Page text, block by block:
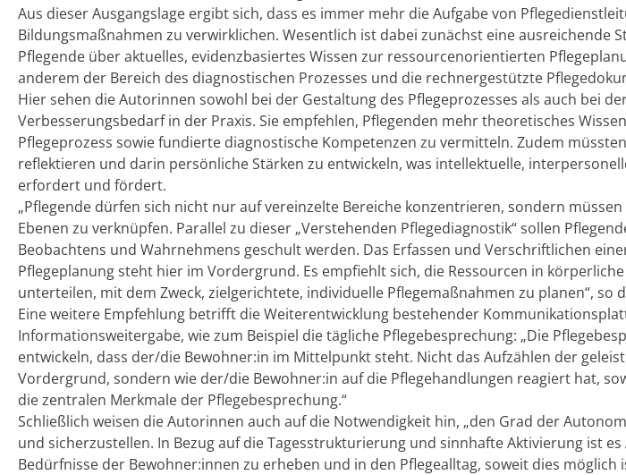
Aus dieser Ausgangslage ergibt sich, dass es immer mehr die Aufgabe von
Bildungsmaßnahmen zu verwirklichen. Wesentlich ist dabei zunächst eine ausreichende
Pflegende über aktuelles, evidenzbasiertes Wissen zur ressourcenorientierten
anderem der Bereich des diagnostischen Prozesses und die rechnergestützte
Hier sehen die Autorinnen sowohl bei der Gestaltung des Pflegeprozesses als auch bei
Verbesserungsbedarf in der Praxis. Sie empfehlen, Pflegenden mehr theoretisches
Pflegeprozess sowie fundierte diagnostische Kompetenzen zu vermitteln. Zudem
reflektieren und darin persönliche Stärken zu entwickeln, was intellektuelle,
erfordert und fördert.
„Pflegende dürfen sich nicht nur auf vereinzelte Bereiche konzentrieren, sondern
Ebenen zu verknüpfen. Parallel zu dieser „Verstehenden Pflegediagnostik“ sollen
Beobachtens und Wahrnehmens geschult werden. Das Erfassen und Verschriftlichen
Pflegeplanung steht hier im Vordergrund. Es empfiehlt sich, die Ressourcen in
unterteilen, mit dem Zweck, zielgerichtete, individuelle Pflegemaßnahmen zu planen“, so
Eine weitere Empfehlung betrifft die Weiterentwicklung bestehender
Informationsweitergabe, wie zum Beispiel die tägliche Pflegebesprechung: „Die
entwickeln, dass der/die Bewohner:in im Mittelpunkt steht. Nicht das Aufzählen der
Vordergrund, sondern wie der/die Bewohner:in auf die Pflegehandlungen reagiert hat,
die zentralen Merkmale der Pflegebesprechung.“
Schließlich weisen die Autorinnen auch auf die Notwendigkeit hin, „den Grad der
und sicherzustellen. In Bezug auf die Tagesstrukturierung und sinnhafte Aktivierung ist es
Bedürfnisse der Bewohner:innen zu erheben und in den Pflegealltag, soweit dies möglich